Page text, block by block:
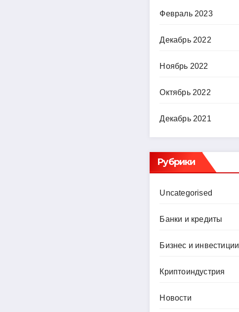
Февраль 2023
Декабрь 2022
Ноябрь 2022
Октябрь 2022
Декабрь 2021
Рубрики
Uncategorised
Банки и кредиты
Бизнес и инвестиции
Криптоиндустрия
Новости